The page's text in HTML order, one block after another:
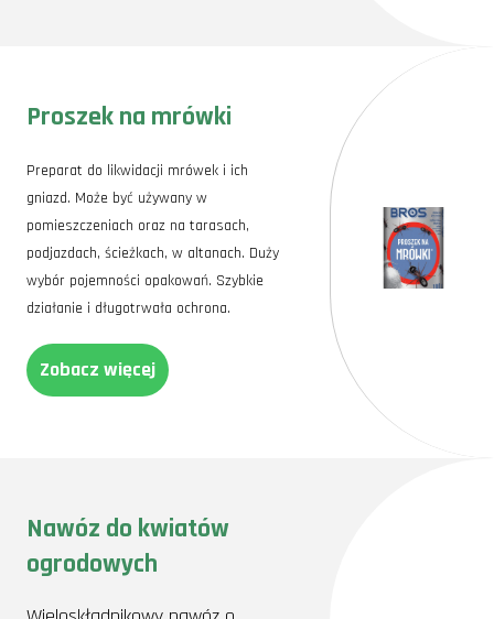
Proszek na mrówki
Preparat do likwidacji mrówek i ich
gniazd. Może być używany w
pomieszczeniach oraz na tarasach,
podjazdach, ścieżkach, w altanach. Duży
wybór pojemności opakowań. Szybkie
działanie i długotrwała ochrona.
Zobacz więcej
Nawóz do kwiatów
ogrodowych